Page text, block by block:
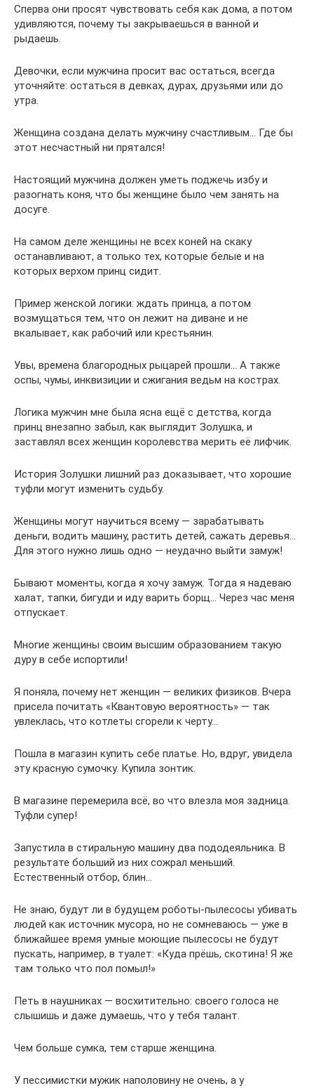
Сперва они просят чувствовать себя как дома, а потом
удивляются, почему ты закрываешься в ванной и
рыдаешь.
Девочки, если мужчина просит вас остаться, всегда
уточняйте: остаться в девках, дурах, друзьями или до
утра.
Женщина создана делать мужчину счастливым… Где бы
этот несчастный ни прятался!
Настоящий мужчина должен уметь поджечь избу и
разогнать коня, что бы женщине было чем занять на
досуге.
На самом деле женщины не всех коней на скаку
останавливают, а только тех, которые белые и на
которых верхом принц сидит.
Пример женской логики: ждать принца, а потом
возмущаться тем, что он лежит на диване и не
вкалывает, как рабочий или крестьянин.
Увы, времена благородных рыцарей прошли… А также
оспы, чумы, инквизиции и сжигания ведьм на кострах.
Логика мужчин мне была ясна ещё с детства, когда
принц внезапно забыл, как выглядит Золушка, и
заставлял всех женщин королевства мерить её лифчик.
История Золушки лишний раз доказывает, что хорошие
туфли могут изменить судьбу.
Женщины могут научиться всему — зарабатывать
деньги, водить машину, растить детей, сажать деревья…
Для этого нужно лишь одно — неудачно выйти замуж!
Бывают моменты, когда я хочу замуж. Тогда я надеваю
халат, тапки, бигуди и иду варить борщ… Через час меня
отпускает.
Многие женщины своим высшим образованием такую
дуру в себе испортили!
Я поняла, почему нет женщин — великих физиков. Вчера
присела почитать «Квантовую вероятность» — так
увлеклась, что котлеты сгорели к черту…
Пошла в магазин купить себе платье. Но, вдруг, увидела
эту красную сумочку. Купила зонтик.
В магазине перемерила всё, во что влезла моя задница.
Туфли супер!
Запустила в стиральную машину два пододеяльника. В
результате больший из них сожрал меньший.
Естественный отбор, блин…
Не знаю, будут ли в будущем роботы-пылесосы убивать
людей как источник мусора, но не сомневаюсь — уже в
ближайшее время умные моющие пылесосы не будут
пускать, например, в туалет: «Куда прёшь, скотина! Я же
там только что пол помыл!»
Петь в наушниках — восхитительно: своего голоса не
слышишь и даже думаешь, что у тебя талант.
Чем больше сумка, тем старше женщина.
У пессимистки мужик наполовину не очень, а у